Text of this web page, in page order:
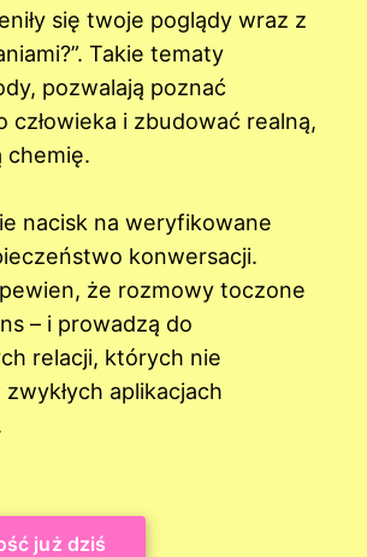
się twoje poglądy wraz z
Takie tematy
pozwalają poznać
człowieka i zbudować realną,
chemię.
nacisk na weryfikowane
konwersacji.
że rozmowy toczone
– i prowadzą do
relacji, których nie
aplikacjach
już dziś